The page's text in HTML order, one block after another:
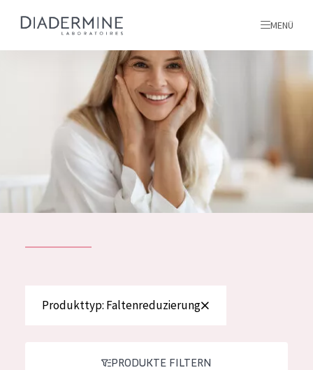
PRODUKTTYP
ALLE PRODUKTE
MENÜ
Startseite
inhaltsstoffe
Über uns
Inspiration
French
Produkttyp: Faltenreduzierung
PRODUKTE FILTERN